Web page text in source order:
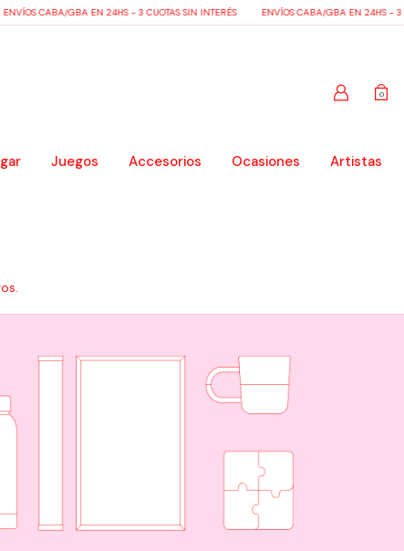
CABA/GBA EN 24HS - 3 CUOTAS SIN INTERÉS ENVÍOS CABA/GBA EN 24HS - 3
0
Juegos Accesorios Ocasiones Artistas